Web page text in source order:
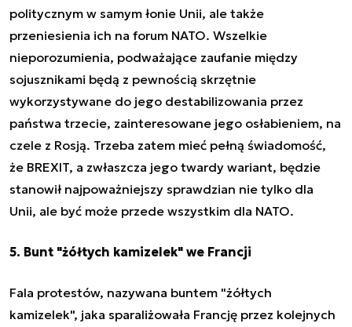
politycznym w samym łonie Unii, ale także
przeniesienia ich na forum NATO. Wszelkie
nieporozumienia, podważające zaufanie między
sojusznikami będą z pewnością skrzętnie
wykorzystywane do jego destabilizowania przez
państwa trzecie, zainteresowane jego osłabieniem, na
czele z Rosją. Trzeba zatem mieć pełną świadomość,
że BREXIT, a zwłaszcza jego twardy wariant, będzie
stanowił najpoważniejszy sprawdzian nie tylko dla
Unii, ale być może przede wszystkim dla NATO.
5. Bunt "żółtych kamizelek" we Francji
Fala protestów, nazywana buntem "żółtych
kamizelek", jaka sparaliżowała Francję przez kolejnych